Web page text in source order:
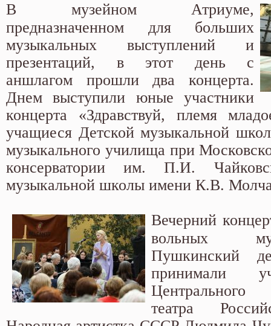
В музейном Атриуме,
предназначенном для больших
музыкальных выступлений и
презентаций, в этот день с
аншлагом прошли два концерта.
Днем выступили юные участники
концерта «Здравствуй, племя
учащиеся Детской музыкальной
музыкального училища при
консерватории им. П.И.
музыкальной школы имени К.В.
Вечерний
вольных
Пушкинский
принимали
Центрального
театра